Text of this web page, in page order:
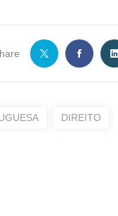
DIREITO